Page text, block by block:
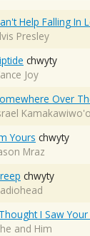
Help Falling In
Presley
chwyty
Joy
Over
Yours chwyty
Mraz
chwyty
I Saw
and Him